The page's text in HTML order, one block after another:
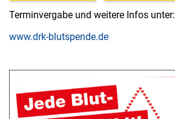
Terminvergabe und weitere Infos unter:
www.drk-blutspende.de